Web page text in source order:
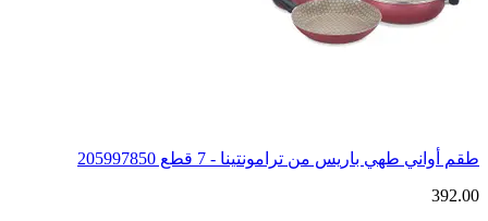
طقم أواني طهي باريس من ترامونتينا - 7 قطع 205997850
392.00